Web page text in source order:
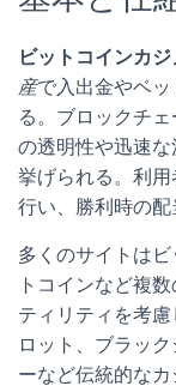
ビットコインカジ
産で入出金やベ
る。ブロックチ
の透明性や迅速
挙げられる。利
行い、勝利時の配
多くのサイトは
トコインなど複
ティリティを考
ロット、ブラッ
ーなど伝統的な